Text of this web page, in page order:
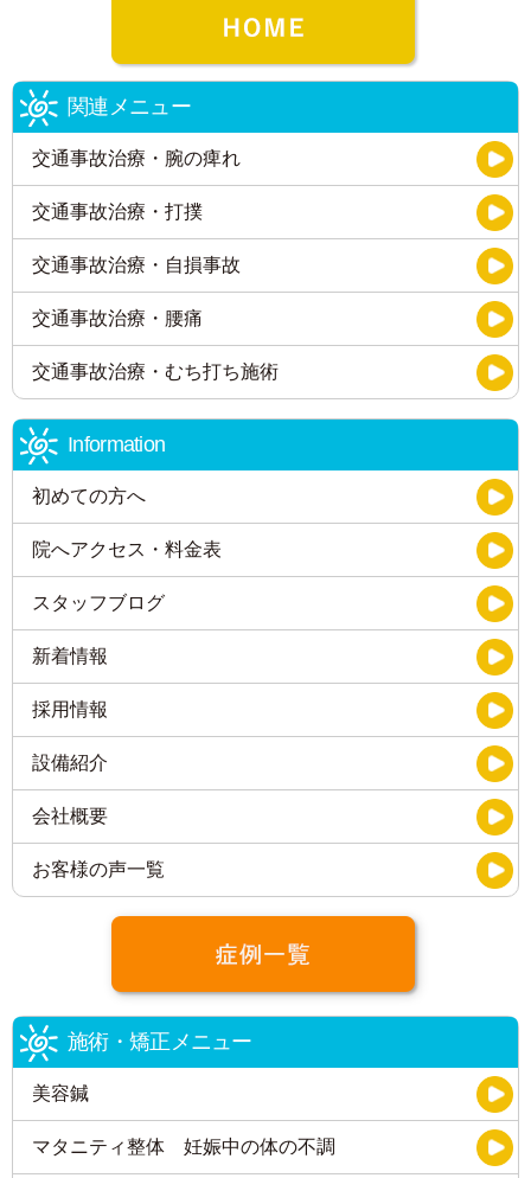
関連メニュー
交通事故治療・腕の痺れ
交通事故治療・打撲
交通事故治療・自損事故
交通事故治療・腰痛
交通事故治療・むち打ち施術
Information
初めての方へ
院へアクセス・料金表
スタッフブログ
新着情報
採用情報
設備紹介
会社概要
お客様の声一覧
施術・矯正メニュー
美容鍼
マタニティ整体 妊娠中の体の不調